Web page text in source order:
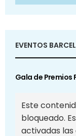
EVENTOS
Gala de Premios
Este
bloqueado.
activadas las